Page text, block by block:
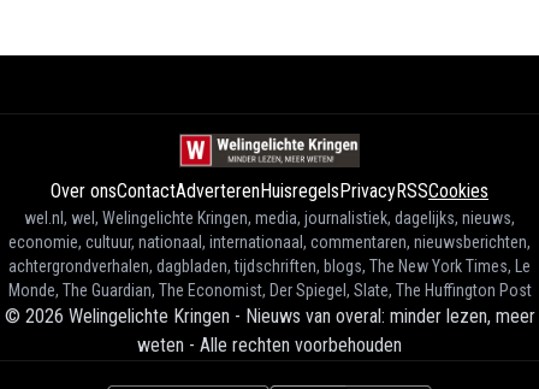
Over onsContactAdverterenHuisregels PrivacyRSSCookies
wel.nl, wel, Welingelichte Kringen, media, journalistiek, dagelijks, nieuws,
economie, cultuur, nationaal, internationaal, commentaren, nieuwsberichten,
achtergrondverhalen, dagbladen, tijdschriften, blogs, The New York Times, Le
Monde, The Guardian, The Economist, Der Spiegel, Slate, The Huffington Post
© 2026 Welingelichte Kringen - Nieuws van overal: minder lezen, meer
weten - Alle rechten voorbehouden